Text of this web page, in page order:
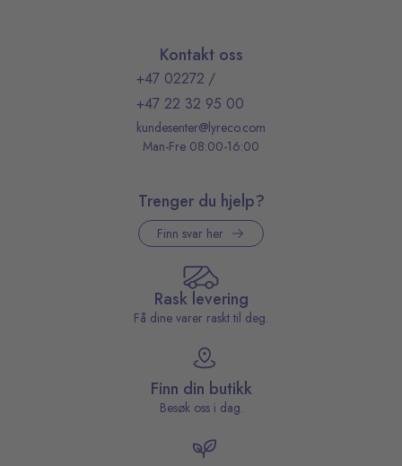
Kontakt oss
+47 02272 /
+47 22 32 95 00
kundesenter@lyreco.com
Man-Fre 08:00-16:00
Trenger du hjelp?
Finn svar her
Rask levering
Få dine varer raskt til deg.
Finn din butikk
Besøk oss i dag.